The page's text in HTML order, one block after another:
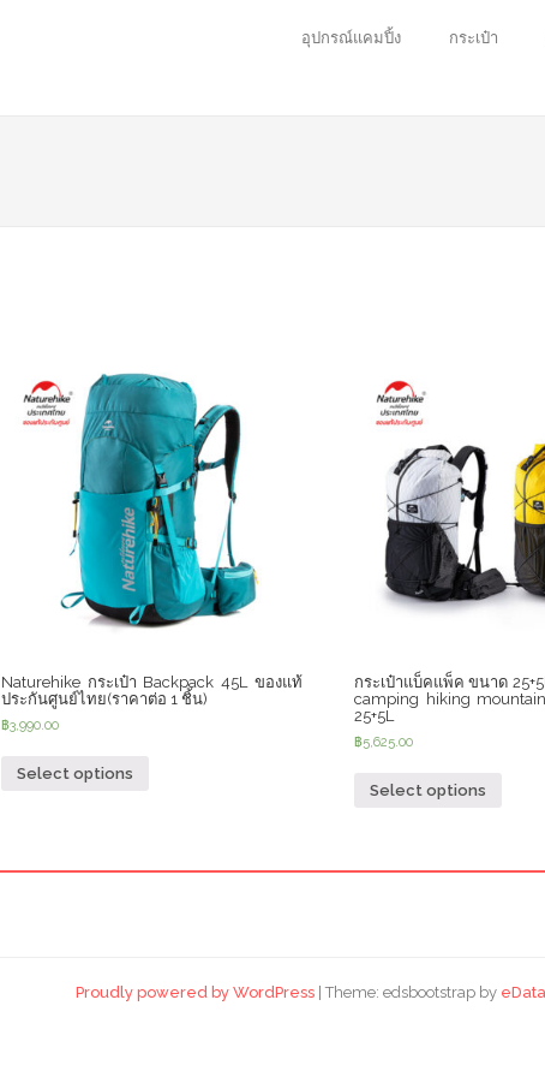
อุปกรณ์แคมปิ้ง กระเป๋า
Naturehike กระเป๋า Backpack 45L ของแท้
ประกันศูนย์ไทย(ราคาต่อ 1 ชิ้น)
฿3,990.00
Select options
กระเป๋าแบ็คแพ็ค ขนาด
camping hiking
25+5L
฿5,625.00
Select options
Proudly powered by WordPress |Theme: edsbootstrap by